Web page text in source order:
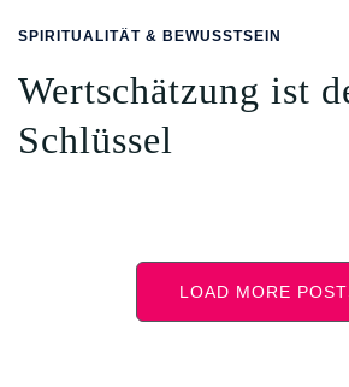
SPIRITUALITÄT & BEWUSSTSEIN
Wertschätzung ist
Schlüssel
LOAD MORE